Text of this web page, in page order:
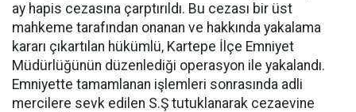
ay hapis cezasına çarptırıldı. Bu cezası bir üst
mahkeme tarafından onanan ve hakkında yakalama
kararı çıkartılan hükümlü, Kartepe İlçe Emniyet
Müdürlüğünün düzenlediği operasyon ile yakalandı.
Emniyette tamamlanan işlemleri sonrasında adli
mercilere sevk edilen S.Ş tutuklanarak cezaevine